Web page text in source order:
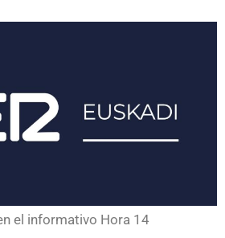
el informativo Hora 14